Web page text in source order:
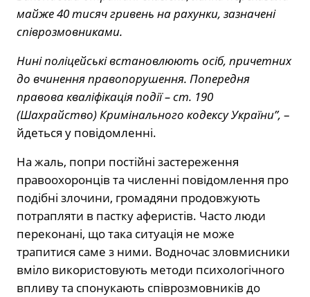
майже 40 тисяч гривень на рахунки, зазначені
співрозмовниками.
Нині поліцейські встановлюють осіб, причетних
до вчинення правопорушення. Попередня
правова кваліфікація події – ст. 190
(Шахрайство) Кримінального кодексу України”, –
йдеться у повідомленні.
На жаль, попри постійні застереження
правоохоронців та численні повідомлення про
подібні злочини, громадяни продовжують
потрапляти в пастку аферистів. Часто люди
переконані, що така ситуація не може
трапитися саме з ними. Водночас зловмисники
вміло використовують методи психологічного
впливу та спонукають співрозмовників до